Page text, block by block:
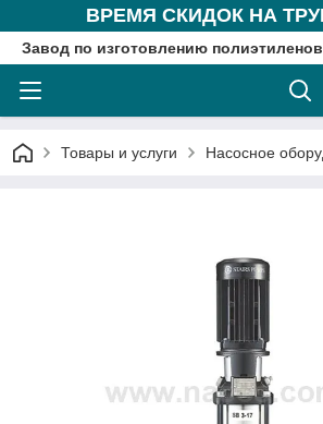
ВРЕМЯ СКИДОК НА
Завод по изготовлению
Товары и услуги Насосное